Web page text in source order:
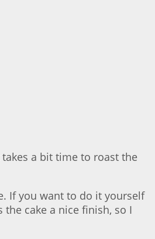
a bit time to roast the
If you want to do it yourself
cake a nice finish, so I